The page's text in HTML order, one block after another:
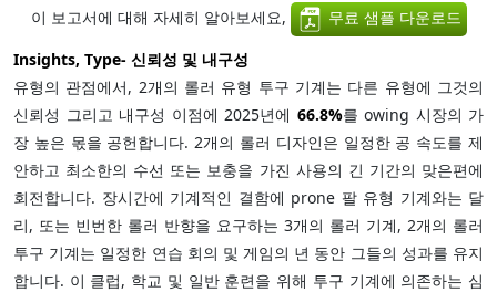
이 보고서에 대해 자세히 알아보세요,
무료 샘플 다운로드
Insights, Type- 신뢰성 및 내구성
유형의 관점에서, 2개의 롤러 유형 투구 기계는 다른 유형에 그것의
신뢰성 그리고 내구성 이점에 2025년에 66.8%를 owing 시장의 가
장 높은 몫을 공헌합니다. 2개의 롤러 디자인은 일정한 공 속도를 제
안하고 최소한의 수선 또는 보충을 가진 사용의 긴 기간의 맞은편에
회전합니다. 장시간에 기계적인 결함에 prone 팔 유형 기계와는 달
리, 또는 빈번한 롤러 반향을 요구하는 3개의 롤러 기계, 2개의 롤러
투구 기계는 일정한 연습 회의 및 게임의 년 동안 그들의 성과를 유지
합니다. 이 클럽, 학교 및 일반 훈련을 위해 투구 기계에 의존하는 심